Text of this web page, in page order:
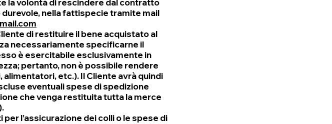
la volontà di rescindere dal contratto
nella fattispecie tramite mail
di restituire il bene acquistato al
necessariamente specificarne il
è esercitabile esclusivamente in
pertanto, non è possibile rendere
etc.). Il Cliente avrà quindi
eventuali spese di spedizione
che venga restituita tutta la merce
l’assicurazione dei colli o le spese di